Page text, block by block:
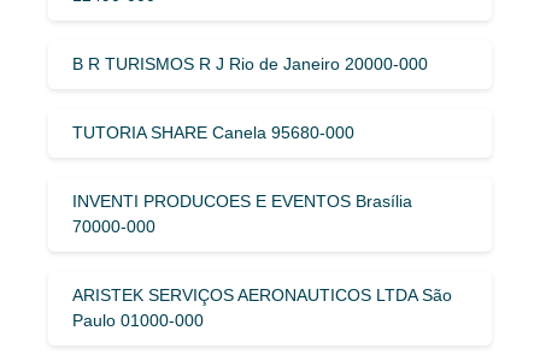
B R TURISMOS R J Rio de Janeiro 20000-000
TUTORIA SHARE Canela 95680-000
INVENTI PRODUCOES E EVENTOS Brasília
70000-000
ARISTEK SERVIÇOS AERONAUTICOS LTDA São
Paulo 01000-000